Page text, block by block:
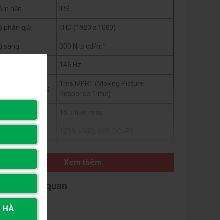
nền IPS
phân giải FHD (1920 x 1080)
sáng 300 Nits cd/m²
146 Hz
gian đáp ứng
1ms MPRT (Moving Picture
Response Time)
tích hợp
nghệ hỗ trợ
thích VESA
Xem thêm
viết liên quan
HÀ